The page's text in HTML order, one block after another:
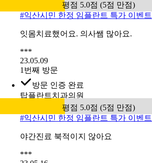
평점 5.0점 (5점 만점)
#익산시민 한정 임플란트 특가 이벤트
잇몸치료했어요. 의사쌤 많아요.
***
23.05.09
1번째 방문
방문 인증 완료
탑플란트치과의원
평점 5.0점 (5점 만점)
#익산시민 한정 임플란트 특가 이벤트
야간진료 북적이지 않아요
***